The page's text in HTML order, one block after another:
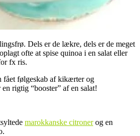
Dels er de lækre, dels er de meget
ofte at spise quinoa i en salat eller
fx ris.
fået følgeskab af kikærter og
en rigtig “booster” af en salat!
marokkanske citronerog en